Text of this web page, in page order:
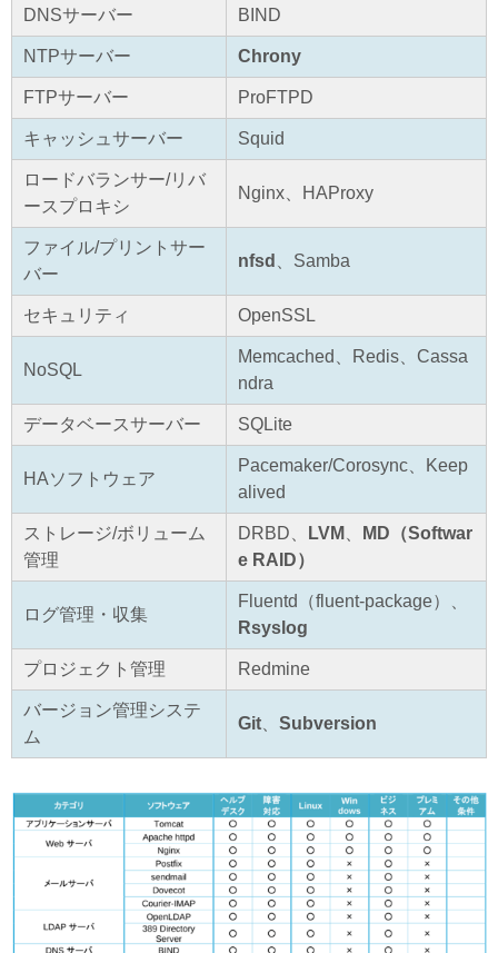
DNSサーバー BIND
NTPサーバー Chrony
FTPサーバー ProFTPD
キャッシュサーバー Squid
ロードバランサー/リバ
ースプロキシ
Nginx、HAProxy
ファイル/プリントサー
バー
nfsd 、Samba
セキュリティ OpenSSL
NoSQL
Memcached、Redis、Cassa
ndra
データベースサーバー SQLite
HAソフトウェア
Pacemaker/Corosync、Keep
alived
ストレージ/ボリューム
管理
DRBD、 LVM
MD（Softwar
e RAID）
ログ管理・収集
Fluentd（fluent-package）、
Rsyslog
プロジェクト管理 Redmine
バージョン管理システ
ム
Git Subversion